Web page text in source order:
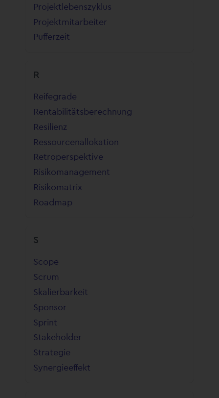
Projektlebenszyklus
Projektmitarbeiter
Pufferzeit
R
Reifegrade
Rentabilitätsberechnung
Resilienz
Ressourcenallokation
Retroperspektive
Risikomanagement
Risikomatrix
Roadmap
S
Scope
Scrum
Skalierbarkeit
Sponsor
Sprint
Stakeholder
Strategie
Synergieeffekt